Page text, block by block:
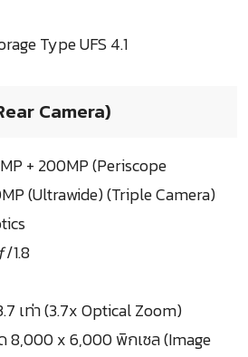
Type UFS 4.1
Camera)
+ 200MP (Periscope
(Ultrawide) (Triple Camera)
1.8
เท่า (3.7x Optical Zoom)
8,000 x 6,000 พิกเซล (Image